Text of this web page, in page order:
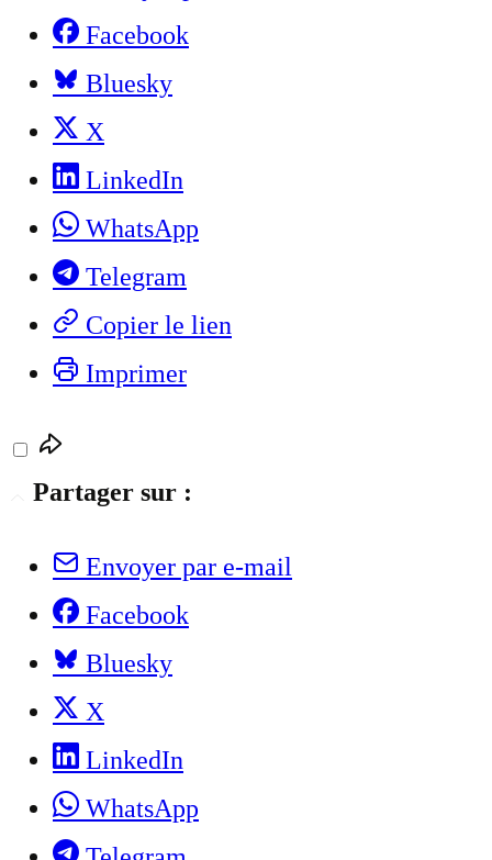
Facebook
Bluesky
X
LinkedIn
WhatsApp
Telegram
Copier le lien
Imprimer
Partager sur :
Envoyer par e-mail
Facebook
Bluesky
X
LinkedIn
WhatsApp